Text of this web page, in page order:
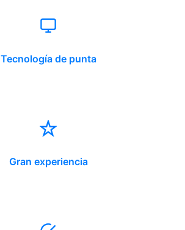
Tecnología de punta
Gran experiencia